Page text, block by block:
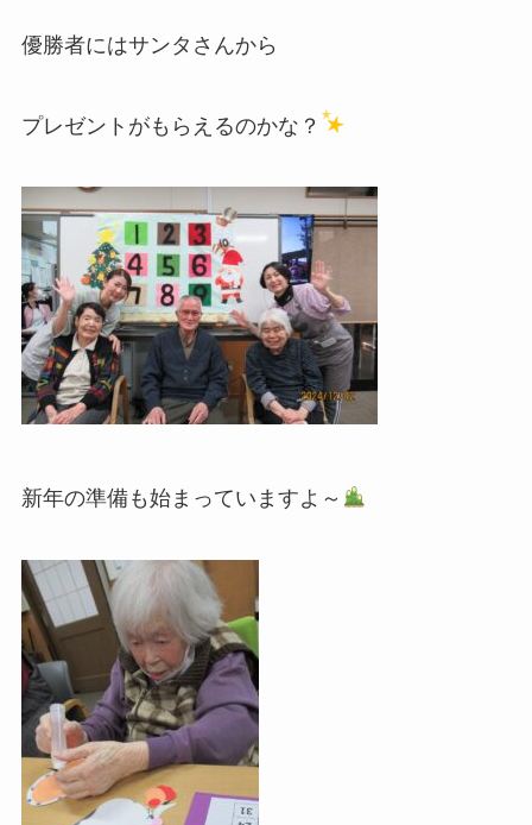
優勝者にはサンタさんから
プレゼントがもらえるのかな？
新年の準備も始まっていますよ～